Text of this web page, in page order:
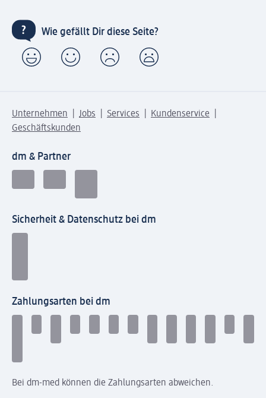
Wie gefällt Dir diese Seite?
Unternehmen Jobs Services
Kundenservice
Geschäftskunden
dm & Partner
Sicherheit & Datenschutz bei dm
Zahlungsarten bei dm
Bei dm-med können die Zahlungsarten abweichen.